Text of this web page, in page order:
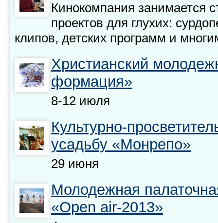
Кинокомпания занимается
проектов для глухих:
клипов, детских программ и
Христианский
формация»
8-12 июля
Культурно-
усадьбу «Монрепо»
29 июня
Молодежная
«Open air-2013»